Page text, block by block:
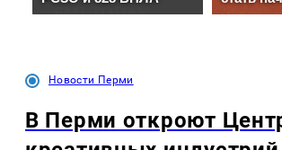
Новости Перми
В Перми откроют